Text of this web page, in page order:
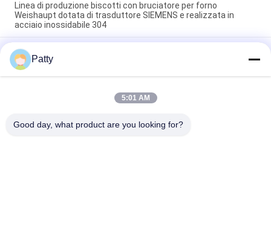
Linea di produzione biscotti con bruciatore per forno
Weishaupt dotata di trasduttore SIEMENS e realizzata in
acciaio inossidabile 304
Linea di produzione di briciole di pane da forno Weishaup ABC
Company Linea di lavorazione automatizzata di briciole di
pane per una produzione costante
Attrezzature per la lavorazione alimentare 800KG Linea di
produzione automatica di biscotti controllata da PLC SIEMENS
Patty
5:01 AM
Good day, what product are you looking for?